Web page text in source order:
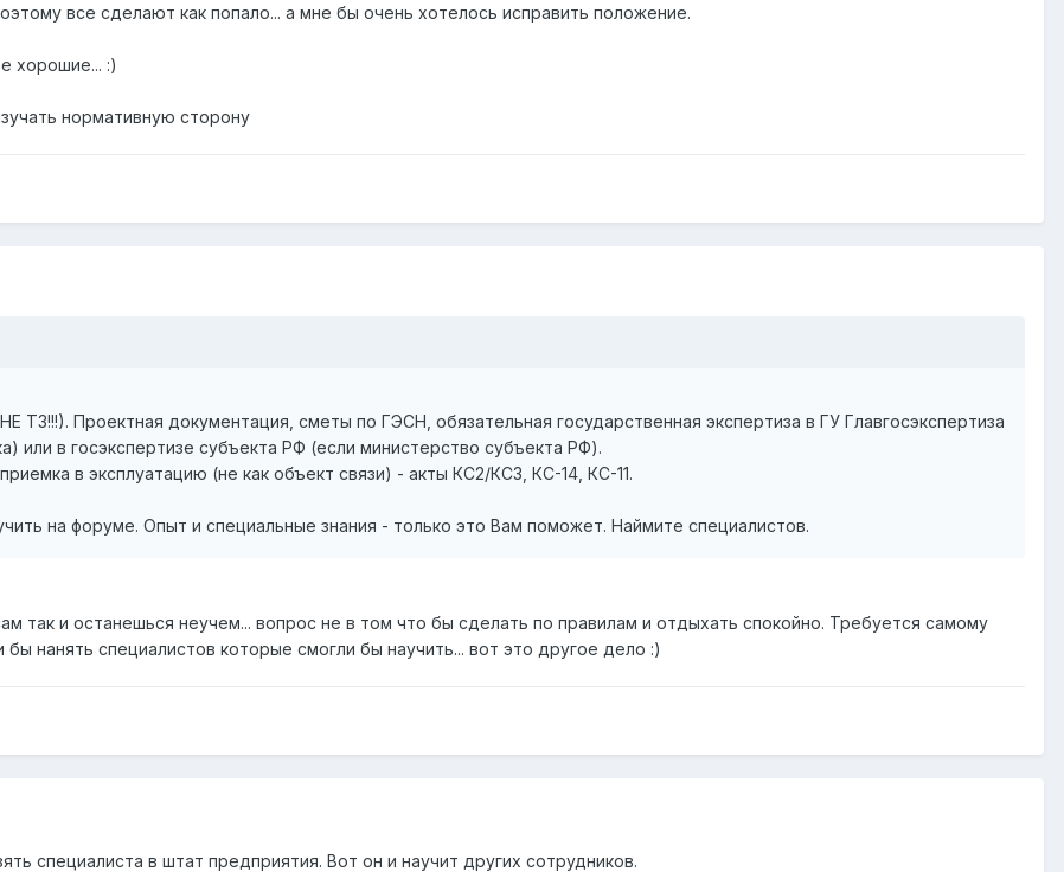
все сделают как попало... а мне бы очень хотелось исправить положение.
хорошие... :)
нормативную сторону
ТЗ!!!). Проектная документация, сметы по ГЭСН, обязательная государственная экспертиза в ГУ Главгосэкспертиза
или в госэкспертизе субъекта РФ (если министерство субъекта РФ).
в эксплуатацию (не как объект связи) - акты КС2/КС3, КС-14, КС-11.
на форуме. Опыт и специальные знания - только это Вам поможет. Наймите специалистов.
так и останешься неучем... вопрос не в том что бы сделать по правилам и отдыхать спокойно. Требуется самому
бы нанять специалистов которые смогли бы научить... вот это другое дело :)
специалиста в штат предприятия. Вот он и научит других сотрудников.